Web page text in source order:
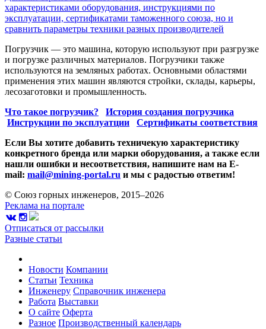
характеристиками оборудования, инструкциями по
эксплуатации, сертификатами таможенного союза, но и
сравнить параметры техники разных производителей
Погрузчик — это машина, которую используют при разгрузке
и погрузке различных материалов. Погрузчики также
используются на земляных работах. Основными областями
применения этих машин являются стройки, склады, карьеры,
лесозаготовки и промышленность.
Что такое погрузчик?
История создания погрузчика
Инструкции по эксплуатции
Сертификаты соответствия
Если Вы хотите добавить техничекую характеристику
конкретного бренда или марки оборудования, а также если
нашли ошибки и несоответствия, напишите нам на E-
mail: mail@mining-portal.ru и мы с радостью ответим!
© Союз горных инженеров, 2015–2026
Реклама на портале
Отписаться от рассылки
Разные статьи
Новости Компании
Статьи Техника
Инженеру Справочник инженера
Работа Выставки
О сайте Оферта
Разное Производственный календарь